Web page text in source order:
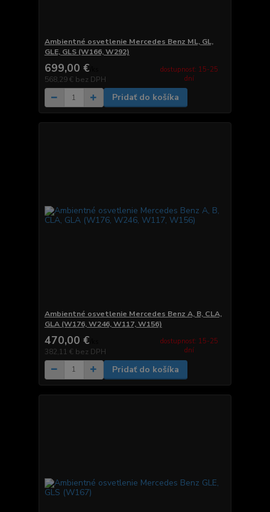
Ambientné osvetlenie Mercedes Benz ML, GL,
GLE, GLS (W166, W292)
699,00 €
568,29 € bez DPH
dostupnosť: 15-25
dní
Pridať do košíka
Ambientné osvetlenie Mercedes Benz A, B, CLA,
GLA (W176, W246, W117, W156)
470,00 €
382,11 € bez DPH
dostupnosť: 15-25
dní
Pridať do košíka